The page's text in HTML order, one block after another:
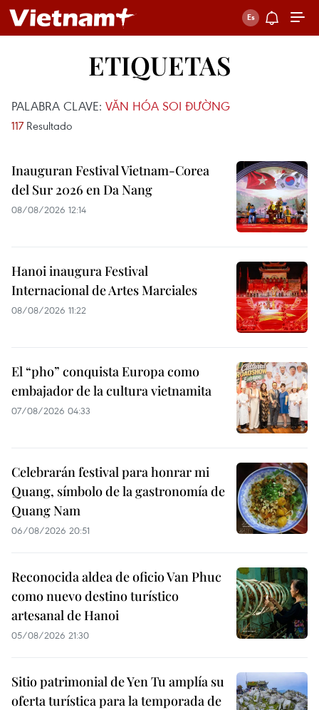
ETIQUETAS
PALABRA CLAVE: VĂN HÓA SOI ĐƯỜNG
117 Resultado
Inauguran Festival Vietnam-Corea
del Sur 2026 en Da Nang
08/08/2026 12:14
Hanoi inaugura Festival
Internacional de Artes Marciales
08/08/2026 11:22
El “pho” conquista Europa como
embajador de la cultura vietnamita
07/08/2026 04:33
Celebrarán festival para honrar mi
Quang, símbolo de la gastronomía de
Quang Nam
06/08/2026 20:51
Reconocida aldea de oficio Van Phuc
como nuevo destino turístico
artesanal de Hanoi
05/08/2026 21:30
Sitio patrimonial de Yen Tu amplía su
oferta turística para la temporada de